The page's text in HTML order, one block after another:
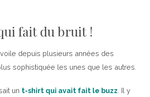
fait du bruit !
depuis plusieurs années des
sophistiquée les unes que les autres.
un t-shirt qui avait fait le buzz . Il y